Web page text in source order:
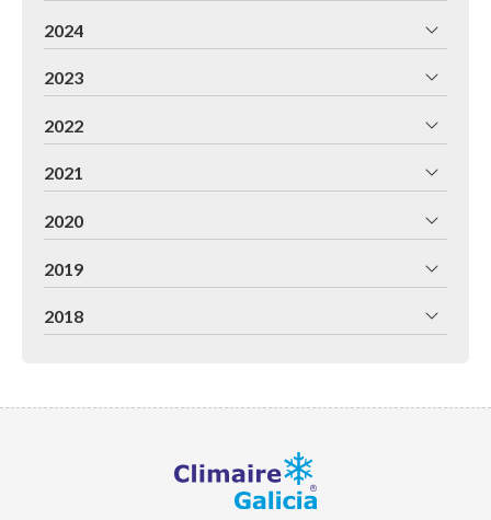
2024
2023
2022
2021
2020
2019
2018